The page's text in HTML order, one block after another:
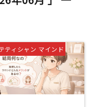
ティシャン マインド